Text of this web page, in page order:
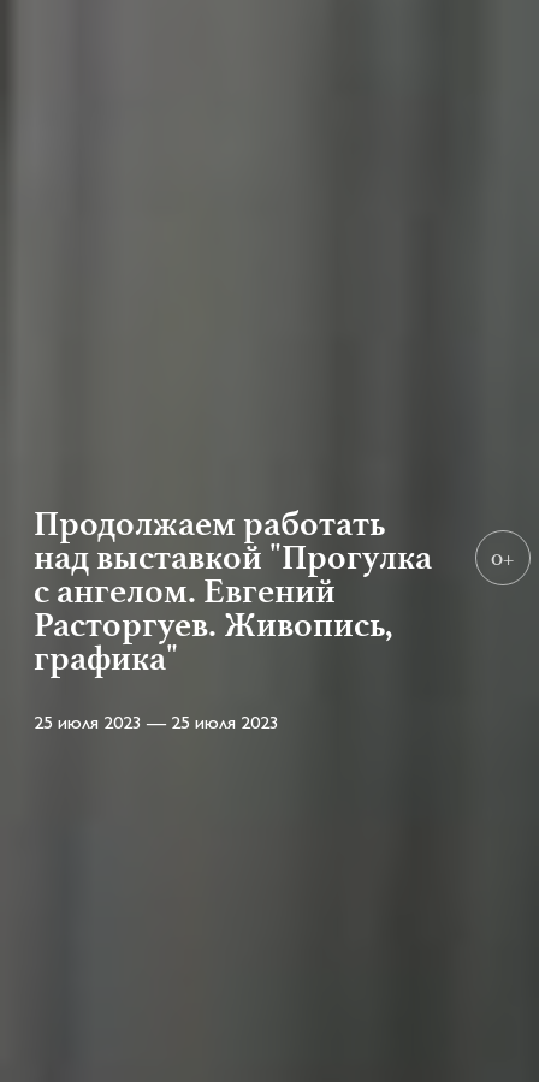
Продолжаем работать
над выставкой "Прогулка
с ангелом. Евгений
Расторгуев. Живопись,
графика"
25 июля 2023 — 25 июля 2023
0+